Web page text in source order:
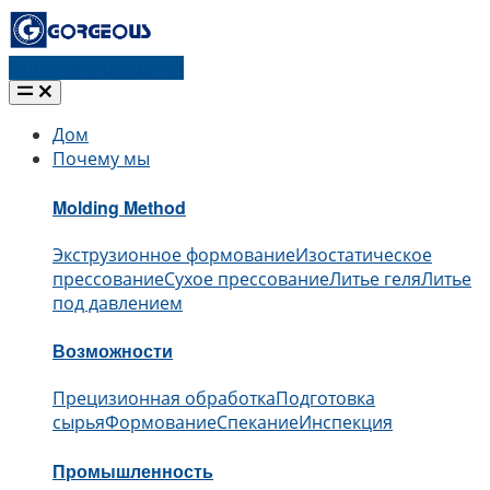
Дом
Почему мы
Molding Method
Экструзионное формованиеИзостатическое
прессованиеСухое прессованиеЛитье геляЛитье
под давлением
Возможности
Прецизионная обработкаПодготовка
сырьяФормованиеСпеканиеИнспекция
Промышленность